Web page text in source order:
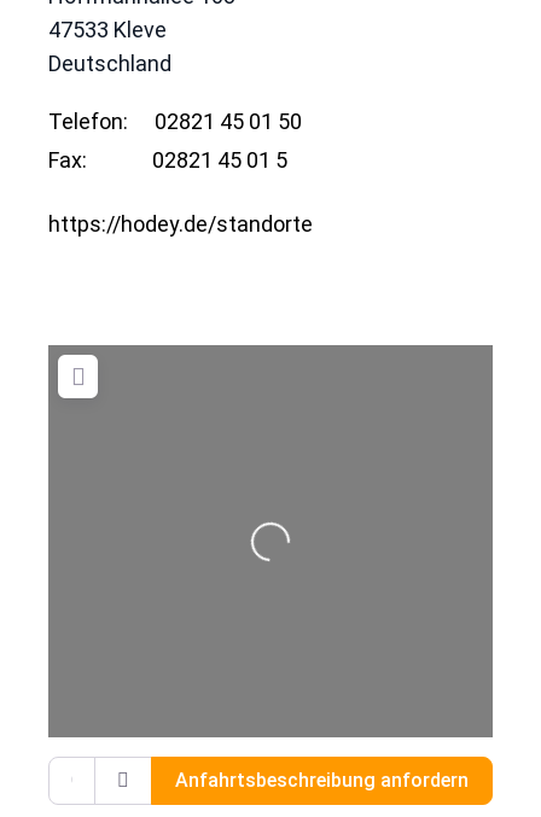
47533 Kleve
Deutschland
Telefon:
02821 45 01 50
Fax:
02821 45 01 5
https://hodey.de/standorte
Wird geladen …
Gib deinen Standort ein.
Anfahrtsbeschreibung anfordern